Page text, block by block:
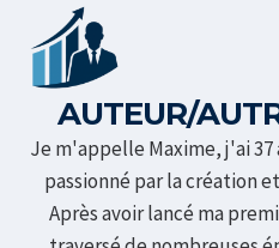
contenu
AUTEUR/
Je m'appelle Maxime, j'ai
passionné par la création
Après avoir lancé ma